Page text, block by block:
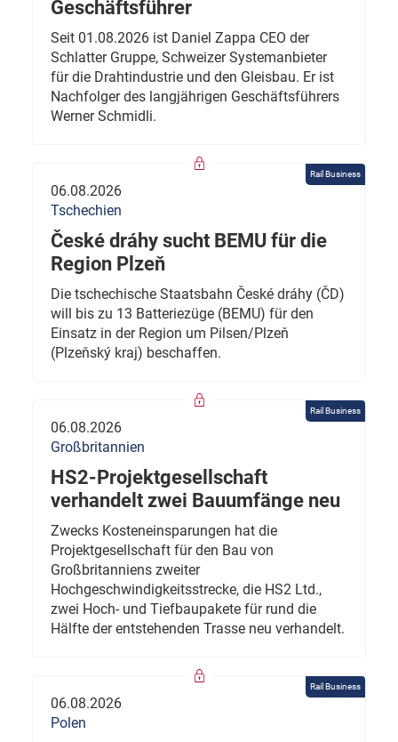
Geschäftsführer
Seit 01.08.2026 ist Daniel Zappa CEO der
Schlatter Gruppe, Schweizer Systemanbieter
für die Drahtindustrie und den Gleisbau. Er ist
Nachfolger des langjährigen Geschäftsführers
Werner Schmidli.
Rail Business
06.08.2026
Tschechien
České dráhy sucht BEMU für die
Region Plzeň
Die tschechische Staatsbahn České dráhy (ČD)
will bis zu 13 Batteriezüge (BEMU) für den
Einsatz in der Region um Pilsen/Plzeň
(Plzeňský kraj) beschaffen.
Rail Business
06.08.2026
Großbritannien
HS2-Projektgesellschaft
verhandelt zwei Bauumfänge neu
Zwecks Kosteneinsparungen hat die
Projektgesellschaft für den Bau von
Großbritanniens zweiter
Hochgeschwindigkeitsstrecke, die HS2 Ltd.,
zwei Hoch- und Tiefbaupakete für rund die
Hälfte der entstehenden Trasse neu verhandelt.
Rail Business
06.08.2026
Polen